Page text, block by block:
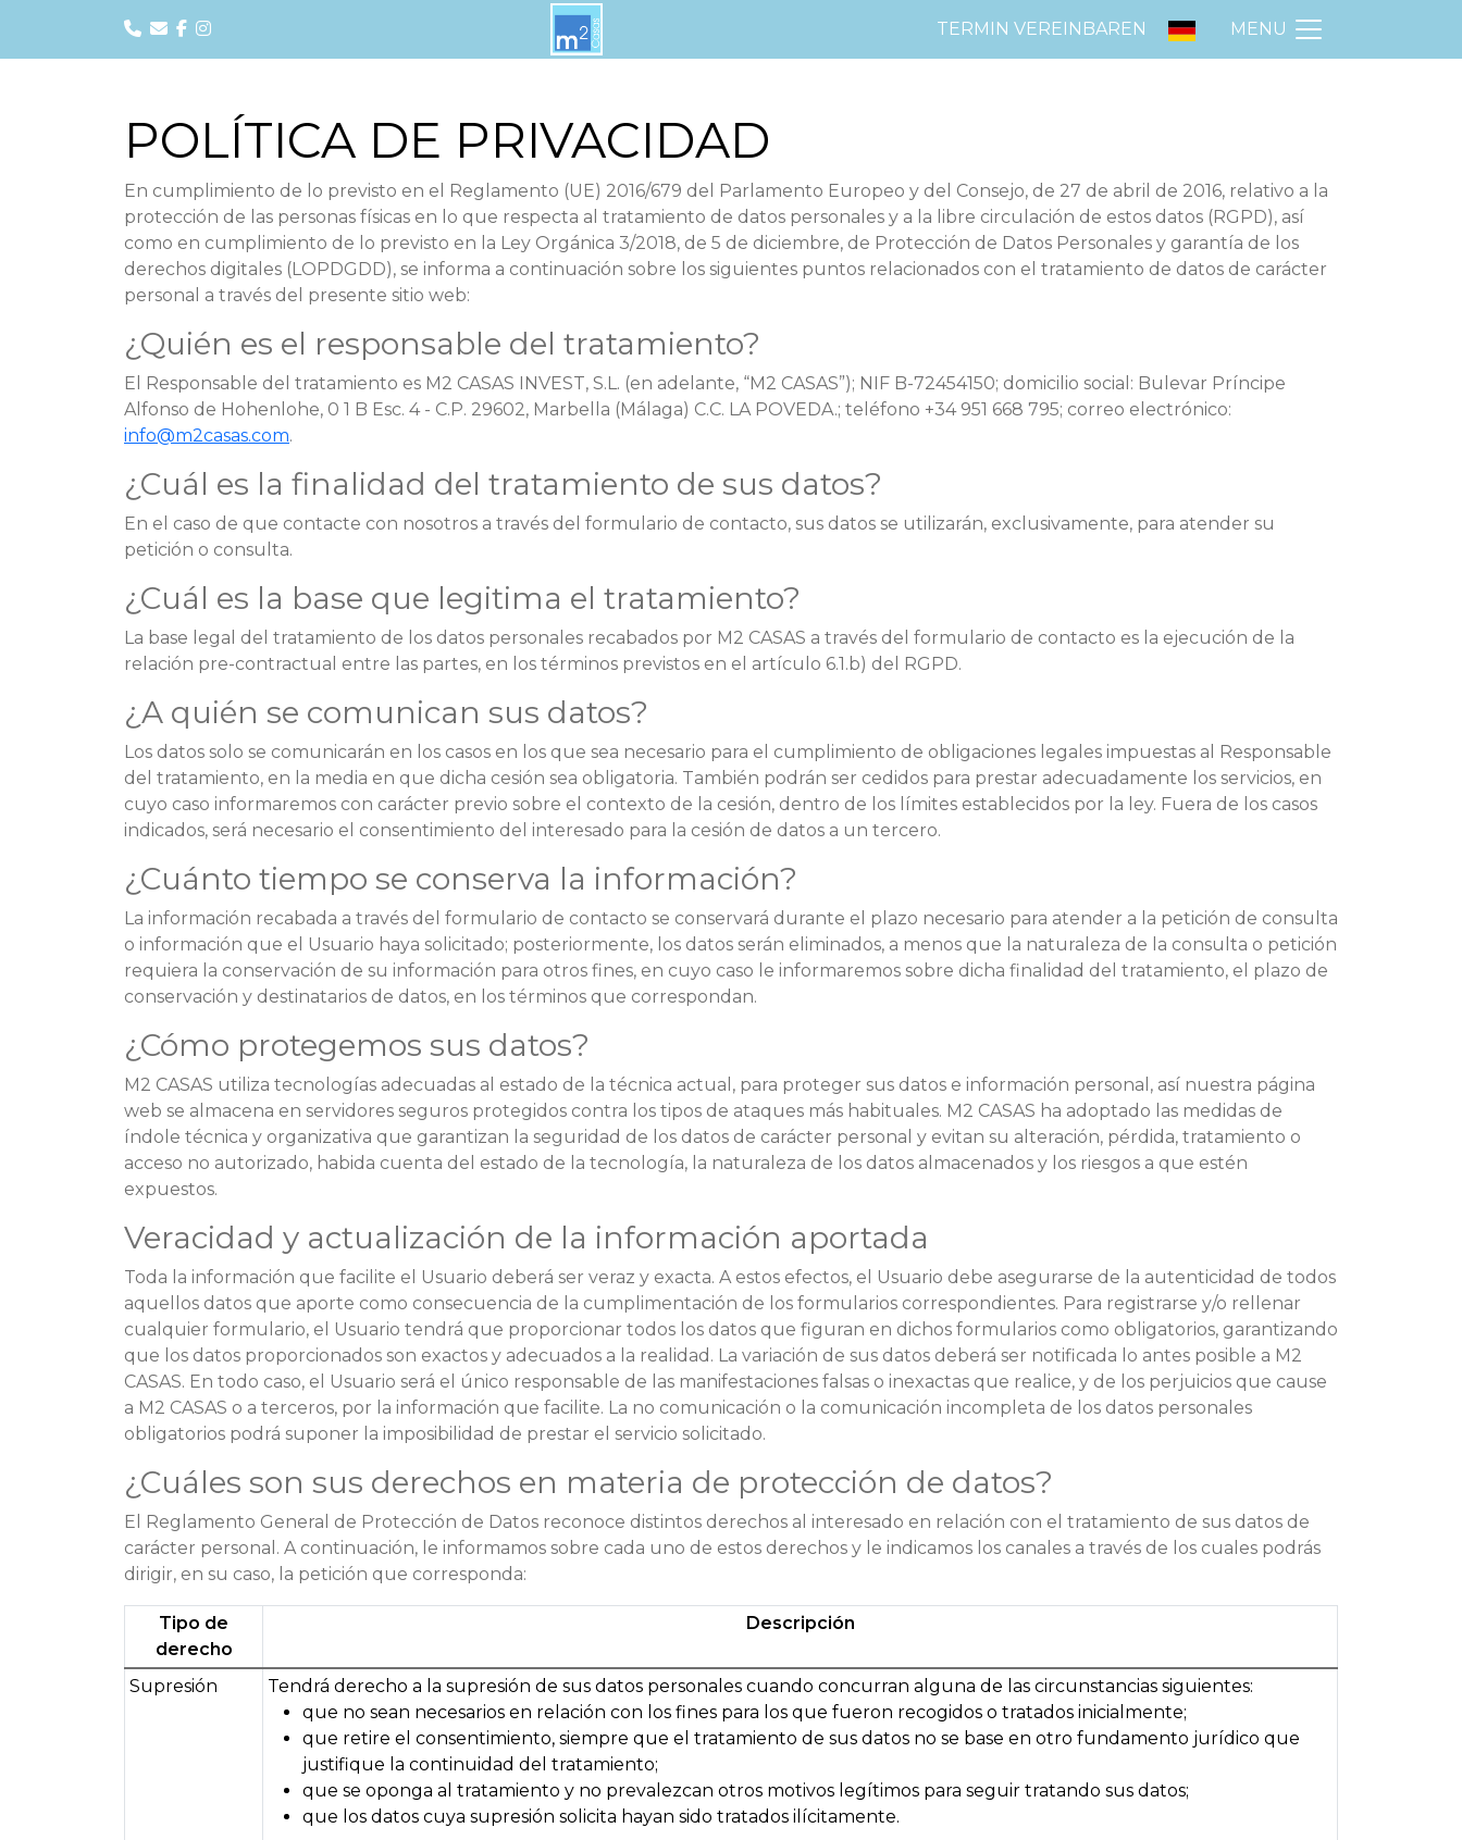
TERMIN VEREINBAREN MENU
POLÍTICA DE PRIVACIDAD
En cumplimiento de lo previsto en el Reglamento (UE) 2016/679 del Parlamento Europeo y del Consejo, de 27 de abril de 2016, relativo a la
protección de las personas físicas en lo que respecta al tratamiento de datos personales y a la libre circulación de estos datos (RGPD), así
como en cumplimiento de lo previsto en la Ley Orgánica 3/2018, de 5 de diciembre, de Protección de Datos Personales y garantía de los
derechos digitales (LOPDGDD), se informa a continuación sobre los siguientes puntos relacionados con el tratamiento de datos de carácter
personal a través del presente sitio web:
¿Quién es el responsable del tratamiento?
El Responsable del tratamiento es M2 CASAS INVEST, S.L. (en adelante, “M2 CASAS”); NIF B-72454150; domicilio social: Bulevar Príncipe
Alfonso de Hohenlohe, 0 1 B Esc. 4 - C.P. 29602, Marbella (Málaga) C.C. LA POVEDA.; teléfono +34 951 668 795; correo electrónico:
info@m2casas.com.
¿Cuál es la finalidad del tratamiento de sus datos?
En el caso de que contacte con nosotros a través del formulario de contacto, sus datos se utilizarán, exclusivamente, para atender su
petición o consulta.
¿Cuál es la base que legitima el tratamiento?
La base legal del tratamiento de los datos personales recabados por M2 CASAS a través del formulario de contacto es la ejecución de la
relación pre-contractual entre las partes, en los términos previstos en el artículo 6.1.b) del RGPD.
¿A quién se comunican sus datos?
Los datos solo se comunicarán en los casos en los que sea necesario para el cumplimiento de obligaciones legales impuestas al Responsable
del tratamiento, en la media en que dicha cesión sea obligatoria. También podrán ser cedidos para prestar adecuadamente los servicios, en
cuyo caso informaremos con carácter previo sobre el contexto de la cesión, dentro de los límites establecidos por la ley. Fuera de los casos
indicados, será necesario el consentimiento del interesado para la cesión de datos a un tercero.
¿Cuánto tiempo se conserva la información?
La información recabada a través del formulario de contacto se conservará durante el plazo necesario para atender a la petición de consulta
o información que el Usuario haya solicitado; posteriormente, los datos serán eliminados, a menos que la naturaleza de la consulta o petición
requiera la conservación de su información para otros fines, en cuyo caso le informaremos sobre dicha finalidad del tratamiento, el plazo de
conservación y destinatarios de datos, en los términos que correspondan.
¿Cómo protegemos sus datos?
M2 CASAS utiliza tecnologías adecuadas al estado de la técnica actual, para proteger sus datos e información personal, así nuestra página
web se almacena en servidores seguros protegidos contra los tipos de ataques más habituales. M2 CASAS ha adoptado las medidas de
índole técnica y organizativa que garantizan la seguridad de los datos de carácter personal y evitan su alteración, pérdida, tratamiento o
acceso no autorizado, habida cuenta del estado de la tecnología, la naturaleza de los datos almacenados y los riesgos a que estén
expuestos.
Veracidad y actualización de la información aportada
Toda la información que facilite el Usuario deberá ser veraz y exacta. A estos efectos, el Usuario debe asegurarse de la autenticidad de todos
aquellos datos que aporte como consecuencia de la cumplimentación de los formularios correspondientes. Para registrarse y/o rellenar
cualquier formulario, el Usuario tendrá que proporcionar todos los datos que figuran en dichos formularios como obligatorios, garantizando
que los datos proporcionados son exactos y adecuados a la realidad. La variación de sus datos deberá ser notificada lo antes posible a M2
CASAS. En todo caso, el Usuario será el único responsable de las manifestaciones falsas o inexactas que realice, y de los perjuicios que cause
a M2 CASAS o a terceros, por la información que facilite. La no comunicación o la comunicación incompleta de los datos personales
obligatorios podrá suponer la imposibilidad de prestar el servicio solicitado.
¿Cuáles son sus derechos en materia de protección de datos?
El Reglamento General de Protección de Datos reconoce distintos derechos al interesado en relación con el tratamiento de sus datos de
carácter personal. A continuación, le informamos sobre cada uno de estos derechos y le indicamos los canales a través de los cuales podrás
dirigir, en su caso, la petición que corresponda:
Tipo de
derecho
Descripción
Supresión
Tendrá derecho a la supresión de sus datos personales cuando concurran alguna de las circunstancias siguientes:
que no sean necesarios en relación con los fines para los que fueron recogidos o tratados inicialmente;
que retire el consentimiento, siempre que el tratamiento de sus datos no se base en otro fundamento jurídico que
justifique la continuidad del tratamiento;
que se oponga al tratamiento y no prevalezcan otros motivos legítimos para seguir tratando sus datos;
que los datos cuya supresión solicita hayan sido tratados ilícitamente.